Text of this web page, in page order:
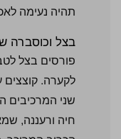
תהיה נעימה
בצל וכוסברה
פורסים בצל
לקערה. קוצצים
שני המרכיבים
חיה ורעננה,